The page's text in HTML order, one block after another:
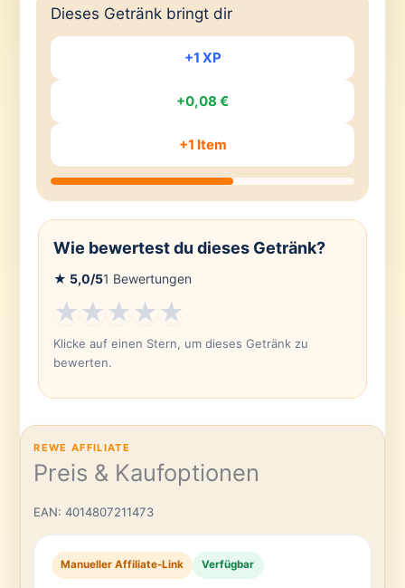
Dieses Getränk bringt dir
+1 XP
+0,08 €
+1 Item
Wie bewertest du dieses Getränk?
★ 5,0/51 Bewertungen
★★★★★
Klicke auf einen Stern, um dieses Getränk zu
bewerten.
REWE AFFILIATE
Preis & Kaufoptionen
EAN: 4014807211473
Manueller Affiliate-Link Verfügbar